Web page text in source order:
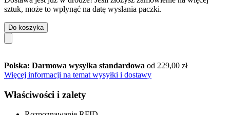
sztuk, może to wpłynąć na datę wysłania paczki.
Do koszyka
Polska: Darmowa wysyłka standardowa od 229,00 zł
Więcej informacji na temat wysyłki i dostawy
Właściwości i zalety